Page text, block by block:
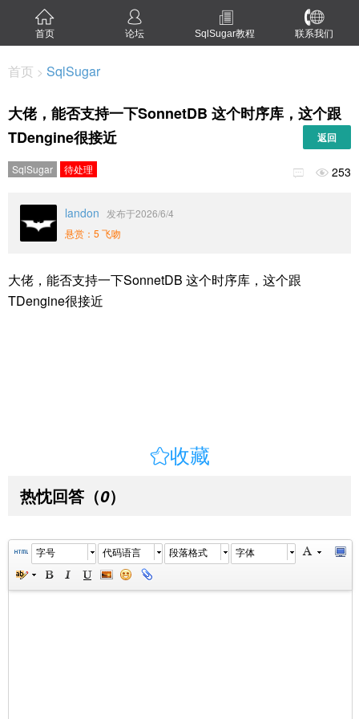
首页 论坛 SqlSugar教程 联系我们
首页 > SqlSugar
大佬，能否支持一下SonnetDB 这个时序库，这个跟
TDengine很接近
返回
SqlSugar 待处理   253
landon
发布于2026/6/4
悬赏：5 飞吻
大佬，能否支持一下SonnetDB 这个时序库，这个跟
TDengine很接近
收藏
热忱回答 （0）
字号 代码语言 段落格式 字体